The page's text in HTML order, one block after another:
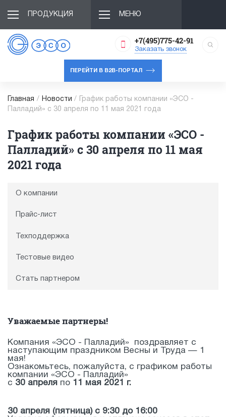
ПРОДУКЦИЯ МЕНЮ
+7(495)775-42-91
Заказать звонок
ПЕРЕЙТИ В B2B-ПОРТАЛ
Главная / Новости /
График работы компании «ЭСО -
Палладий» с 30 апреля по 11 мая 2021 года
График работы компании «ЭСО -
Палладий» с 30 апреля по 11 мая
2021 года
О компании
Прайс-лист
Техподдержка
Тестовые видео
Стать партнером
Уважаемые партнеры!
Компания «ЭСО - Палладий» поздравляет с
наступающим праздником Весны и Труда — 1
мая!
Ознакомьтесь, пожалуйста, с графиком работы
компании «ЭСО - Палладий»
с 30 апреля по 11 мая 2021 г.
30 апреля (пятница) с 9:30 до 16:00